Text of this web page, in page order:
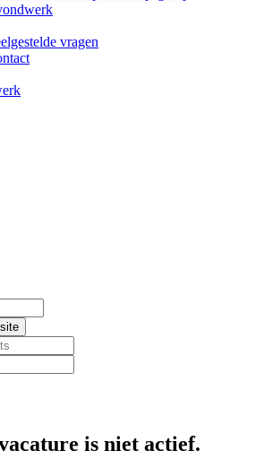
vragen
is niet actief.